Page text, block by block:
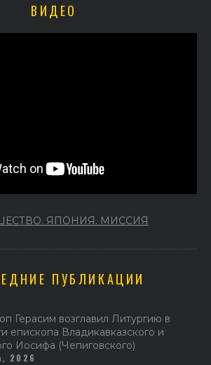
ВИДЕО
ЯПОНИЯ. МИССИЯ
ПУБЛИКАЦИИ
Герасим возглавил Литургию в
епископа Владикавказского и
Иосифа (Чепиговского)
2026